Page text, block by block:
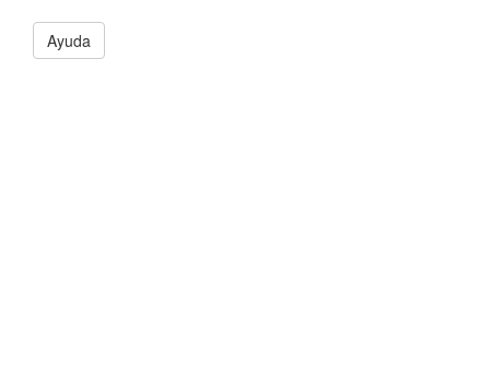
Ayuda